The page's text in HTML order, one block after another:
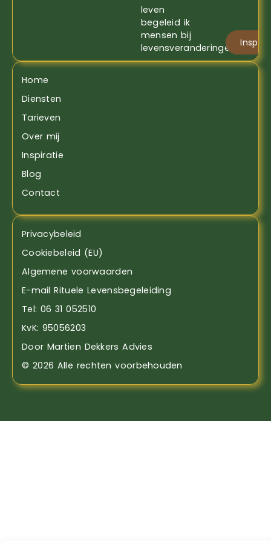
leven
begeleid ik
mensen bij
levensveranderingen
Home
Diensten
Tarieven
Over mij
Inspiratie
Blog
Contact
Privacybeleid
Cookiebeleid (EU)
Algemene voorwaarden
E-mail Rituele Levensbegeleiding
Tel: 06 31 052510
KvK: 95056203
Door Martien Dekkers Advies
© 2026 Alle rechten voorbehouden